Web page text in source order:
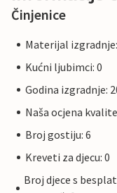
Činjenice
Materijal
Kućni ljubimci: 0
Godina izgradnje:
Naša ocjena
Broj gostiju: 6
Kreveti za djecu: 0
Broj djece s